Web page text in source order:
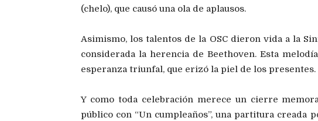
(chelo), que causó una ola de aplausos.
Asimismo, los talentos de la OSC dieron vida a la
considerada la herencia de Beethoven. Esta
esperanza triunfal, que erizó la piel de los presentes.
Y como toda celebración merece un cierre
público con “Un cumpleaños”, una partitura creada